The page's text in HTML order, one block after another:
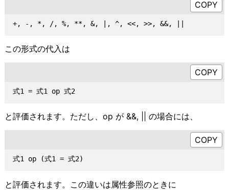
この形式の代入は
式1 = 式1 op 式2
と評価されます。ただし、op が &&, || の場合には、
と評価されます。この違いは属性参照のときに